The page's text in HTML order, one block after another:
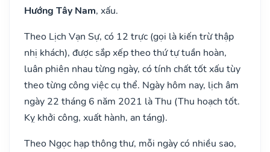
Hướng Tây Nam, xấu.
Theo Lịch Vạn Sự, có 12 trực (gọi là kiến trừ thập
nhị khách), được sắp xếp theo thứ tự tuần hoàn,
luân phiên nhau từng ngày, có tính chất tốt xấu tùy
theo từng công việc cụ thể. Ngày hôm nay, lịch âm
ngày 22 tháng 6 năm 2021 là Thu (Thu hoạch tốt.
Kỵ khởi công, xuất hành, an táng).
Theo Ngọc hạp thông thư, mỗi ngày có nhiều sao,